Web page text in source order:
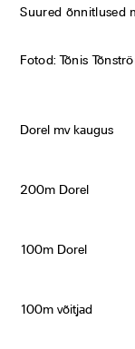
Suured õnnitlused
Fotod: Tõnis
Dorel mv kaugus
200m Dorel
100m Dorel
100m võitjad